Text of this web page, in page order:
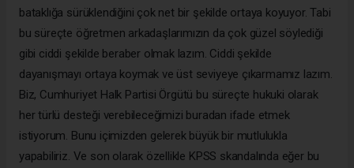
bataklığa sürüklendiğini çok net bir şekilde ortaya koyuyor. Tabi
bu süreçte öğretmen arkadaşlarımızın da çok güzel söylediği
gibi ciddi şekilde beraber olmak lazım. Ciddi şekilde
dayanışmayı ortaya koymak ve üst seviyeye çıkarmamız lazım.
Biz, Cumhuriyet Halk Partisi Örgütü bu süreçte hukuki olarak
her türlü desteği verebileceğimizi buradan ifade etmek
istiyorum. Bunu içimizden gelerek büyük bir mutlulukla
yapabiliriz. Ve son olarak özellikle KPSS skandalında eğer bu